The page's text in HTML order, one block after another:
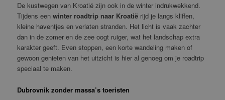
De kustwegen van Kroatië zijn ook in de winter indrukwekkend.
Tijdens eenwinter roadtrip naar Kroatië rijd je langs kliffen,
kleine haventjes en verlaten stranden. Het licht is vaak zachter
dan in de zomer en de zee oogt ruiger, wat het landschap extra
karakter geeft. Even stoppen, een korte wandeling maken of
gewoon genieten van het uitzicht is hier al genoeg om je roadtrip
speciaal te maken.
Dubrovnik zonder massa’s toeristen